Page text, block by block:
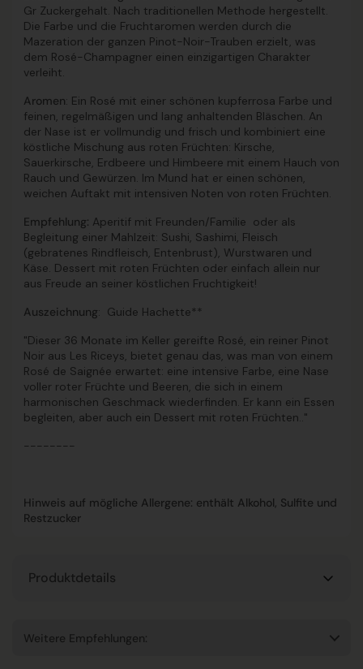
Gr Zuckergehalt. Nach traditionellen Methode hergestellt.
Die Farbe und die Fruchtaromen werden durch die
Mazeration der ganzen Pinot-Noir-Trauben erzielt, was
dem Rosé-Champagner einen einzigartigen Charakter
verleiht.
Aromen: Ein Rosé mit einer schönen kupferrosa Farbe und
feinen, regelmäßigen und lang anhaltenden Bläschen. An
der Nase ist er vollmundig und frisch und kombiniert eine
köstliche Mischung aus roten Früchten: Kirsche,
Sauerkirsche, Erdbeere und Himbeere mit einem Hauch von
Rauch und Gewürzen. Im Mund hat er einen schönen,
weichen Auftakt mit intensiven Noten von roten Früchten.
Empfehlung: Aperitif mit Freunden/Familie oder als
Begleitung einer Mahlzeit: Sushi, Sashimi, Fleisch
(gebratenes Rindfleisch, Entenbrust), Wurstwaren und
Käse. Dessert mit roten Früchten oder einfach allein nur
aus Freude an seiner köstlichen Fruchtigkeit!
Auszeichnung: Guide Hachette**
"Dieser 36 Monate im Keller gereifte Rosé, ein reiner Pinot
Noir aus Les Riceys, bietet genau das, was man von einem
Rosé de Saignée erwartet: eine intensive Farbe, eine Nase
voller roter Früchte und Beeren, die sich in einem
harmonischen Geschmack wiederfinden. Er kann ein Essen
begleiten, aber auch ein Dessert mit roten Früchten.."
--------
Hinweis auf mögliche Allergene: enthält Alkohol, Sulfite und
Restzucker
Produktdetails
Weitere Empfehlungen: